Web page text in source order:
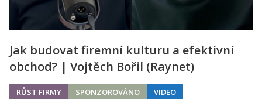
Jak budovat firemní kulturu a efektivní
obchod? | Vojtěch Bořil (Raynet)
RŮST FIRMY SPONZOROVÁNO VIDEO